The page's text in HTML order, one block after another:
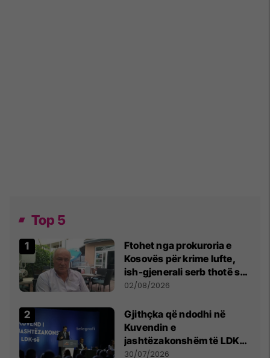
Top 5
Ftohet nga prokuroria e
Kosovës për krime lufte,
ish-gjenerali serb thotë se
dikush e tradhtoi në
02/08/2026
Gjithçka që ndodhi në
Kuvendin e
jashtëzakonshëm të LDK-
së
30/07/2026